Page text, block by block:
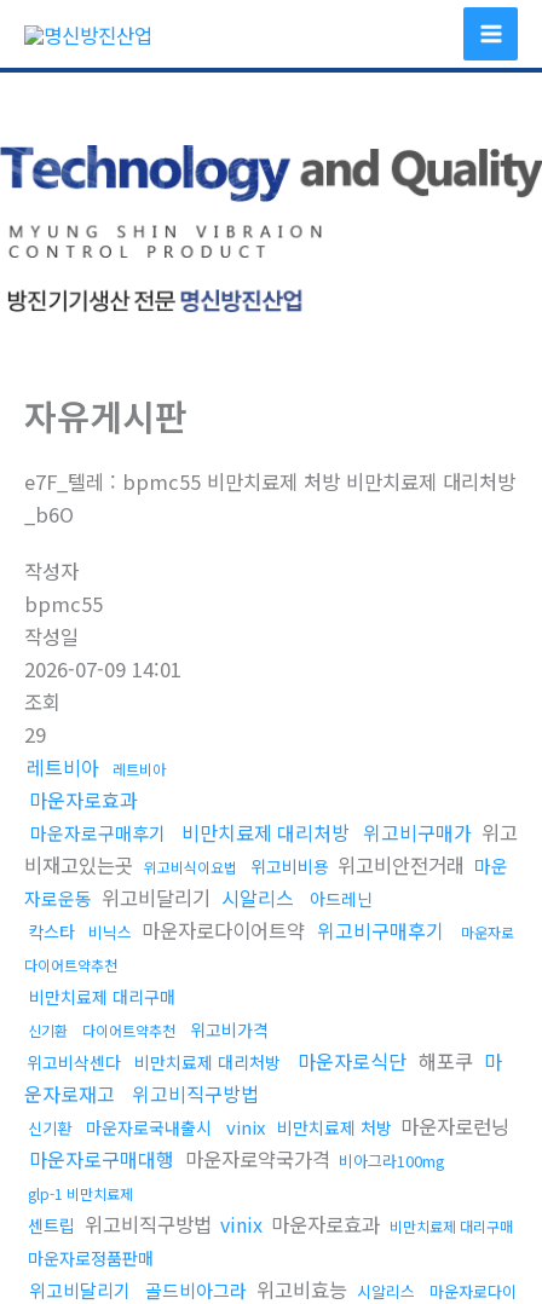
츠
건
너
기
자유게시판
e7F_텔레 : bpmc55 비만치료제 처방 비만치료제 대리처방
_b6O
작성자
bpmc55
작성일
2026-07-09 14:01
조회
29
레트비아
레트비아
마운자로효과
마운자로구매후기 비만치료제 대리처방 위고비구매가 위고
비재고있는곳 위고비식이요법 위고비비용 위고비안전거래 마운
자로운동 위고비달리기 시알리스
아드레닌
칵스타
비닉스 마운자로다이어트약 위고비구매후기
마운자로
다이어트약추천
비만치료제 대리구매
신기환 다이어트약추천
위고비가격
위고비삭센다 비만치료제 대리처방 마운자로식단 해포쿠 마
운자로재고
위고비직구방법
신기환 마운자로국내출시 vinix 비만치료제 처방 마운자로런닝
마운자로구매대행 마운자로약국가격 비아그라100mg
glp-1 비만치료제
센트립 위고비직구방법 vinix 마운자로효과 비만치료제 대리구매
마운자로정품판매
위고비달리기 골드비아그라 위고비효능 시알리스
마운자로다이